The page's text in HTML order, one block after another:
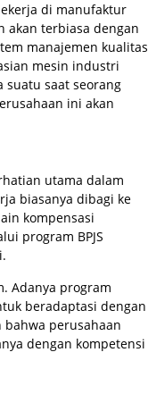
di manufaktur
akan terbiasa dengan
manajemen kualitas
mesin industri
suatu saat seorang
ini akan
utama dalam
biasanya dibagi ke
kompensasi
program BPJS
Adanya program
beradaptasi dengan
perusahaan
dengan kompetensi